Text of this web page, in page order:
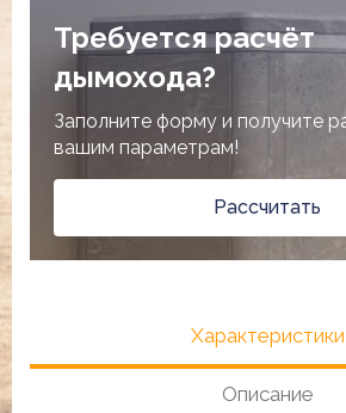
Требуется расчёт
дымохода?
Заполните форму и получите
вашим параметрам!
Рассчитать
Характеристики
Описание